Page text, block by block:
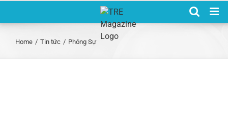
Home / Tin tức / Phóng Sự